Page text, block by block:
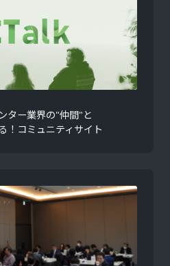
ター業界の"仲間"と
！コミュニティサイト